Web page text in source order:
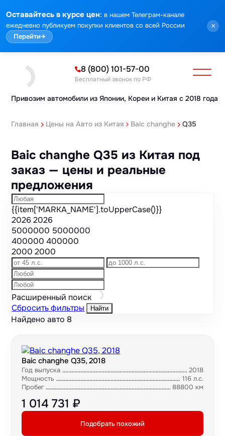
Оставайтесь в курсе цен: в нашем Телеграм-канале
ежедневно публикуем покупки клиентов со всей России
Перейти→
×
Привозим автомобили из Японии, Кореи и Китая с 2018 года
8 (800) 101-57-00
Бесплатный звонок по РФ
Главная Цены на Авто из Китая Baic changhe Q35
Baic changhe Q35 из Китая под
заказ — цены и реальные
предложения
{{item['MARKA_NAME'].toUpperCase()}}
20262026
5000000 5000000
400000400000
20002000
Расширенный поиск
Сбросить фильтры
Найти
Найдено авто 8
Baic changhe Q35, 2018
Год выпуска
2018
Мощность
116 л.с.
Пробег
88800 км
1 014 731 ₽
Подобрать похожий